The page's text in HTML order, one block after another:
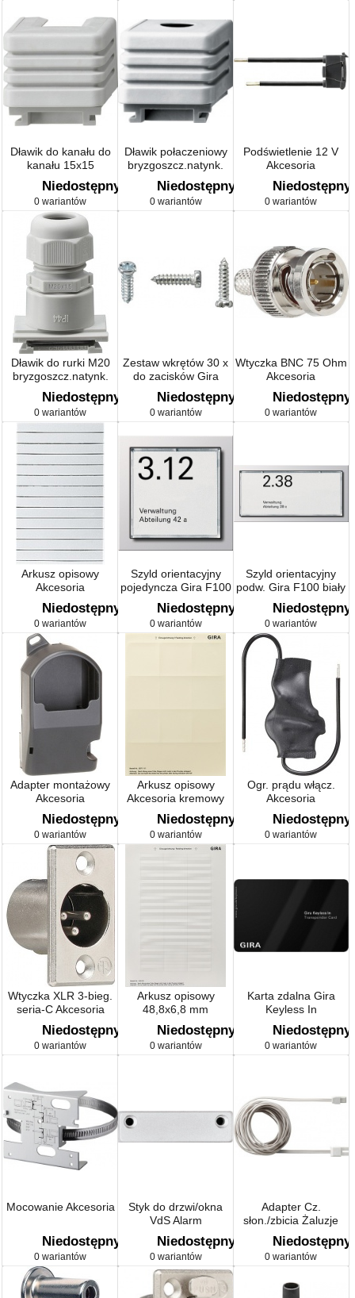
Dławik do kanału do
kanału 15x15
natynkowy szary
Niedostępny
0 wariantów
Dławik połaczeniowy
bryzgoszcz.natynk.
szary
Niedostępny
0 wariantów
Podświetlenie 12 V
Akcesoria
Niedostępny
0 wariantów
Dławik do rurki M20
bryzgoszcz.natynk.
szary
Niedostępny
0 wariantów
Zestaw wkrętów 30 x
do zacisków Gira
TX_44
Niedostępny
0 wariantów
Wtyczka BNC 75 Ohm
Akcesoria
Niedostępny
0 wariantów
Arkusz opisowy
Akcesoria
Niedostępny
0 wariantów
Szyld orientacyjny
pojedyncza Gira F100
biały
Niedostępny
0 wariantów
Szyld orientacyjny
podw. Gira F100 biały
Niedostępny
0 wariantów
Adapter montażowy
Akcesoria
Niedostępny
0 wariantów
Arkusz opisowy
Akcesoria kremowy
Niedostępny
0 wariantów
Ogr. prądu włącz.
Akcesoria
Niedostępny
0 wariantów
Wtyczka XLR 3-bieg.
seria-C Akcesoria
Niedostępny
0 wariantów
Arkusz opisowy
48,8x6,8 mm
Akcesoria
Niedostępny
0 wariantów
Karta zdalna Gira
Keyless In
Niedostępny
0 wariantów
Mocowanie Akcesoria
Niedostępny
0 wariantów
Styk do drzwi/okna
VdS Alarm
Niedostępny
0 wariantów
Adapter Cz.
słon./zbicia Żaluzje
Niedostępny
0 wariantów